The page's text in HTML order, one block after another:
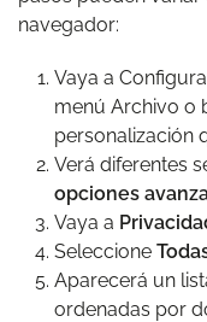
navegador:
Vaya a
menú Archivo o
personalización
Verá diferentes
opciones
Vaya a
Seleccione
Aparecerá un
ordenadas por